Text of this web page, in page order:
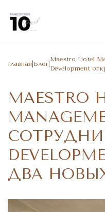
Главная Блог
Maestro Hotel
Development
MAESTRO
ДВА